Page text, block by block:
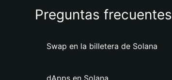
Preguntas frecuentes
Swap en la billetera de Solana
dApps en Solana